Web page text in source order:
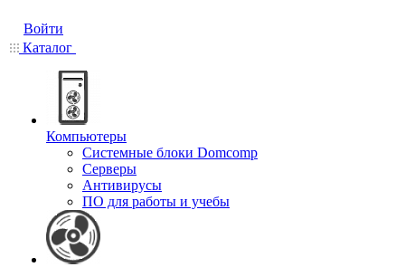
Войти
Каталог
Компьютеры
Системные блоки Domcomp
Серверы
Антивирусы
ПО для работы и учебы